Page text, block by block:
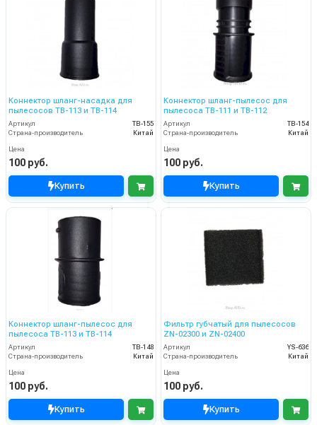
Коннектор шланг-насадка для
пылесосов TB-113 и TB-114
Артикул
TB-155
Страна-производитель
Китай
Цена
100 руб.
Купить
Коннектор шланг-пылесос для
пылесоса TB-111 и TB-112
Артикул
TB-154
Страна-производитель
Китай
Цена
100 руб.
Купить
Коннектор шланг-пылесос для
пылесоса TB-113 и TB-114
Артикул
TB-148
Страна-производитель
Китай
Цена
100 руб.
Купить
Фильтр губчатый для пылесосов
ZN-02300 и ZN-02400
Артикул
YS-636
Страна-производитель
Китай
Цена
100 руб.
Купить